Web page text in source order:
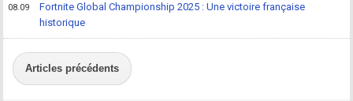
08.09
Fortnite Global Championship 2025 : Une victoire française
historique
Articles précédents